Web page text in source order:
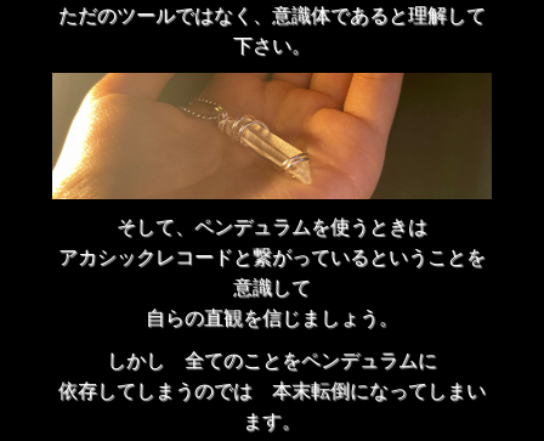
ただのツールではなく、意識体であると理解して
下さい。
そして、ペンデュラムを使うときは
アカシックレコードと繋がっているということを
意識して
自らの直観を信じましょう。
しかし 全てのことをペンデュラムに
依存してしまうのでは 本末転倒になってしまい
ます。